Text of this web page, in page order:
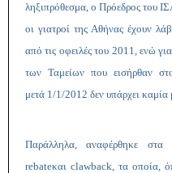
ληξιπρόθεσμα, ο Πρόεδρος του
οι γιατροί της Αθήνας έχουν
από τις οφειλές του 2011, ενώ για
των Ταμείων που εισήρθαν
μετά 1/1/2012 δεν υπάρχει καμία
Παράλληλα, αναφέρθηκε στα
rebateκαι clawback, τα οποία,